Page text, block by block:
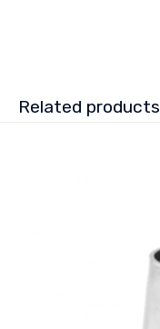
Related products